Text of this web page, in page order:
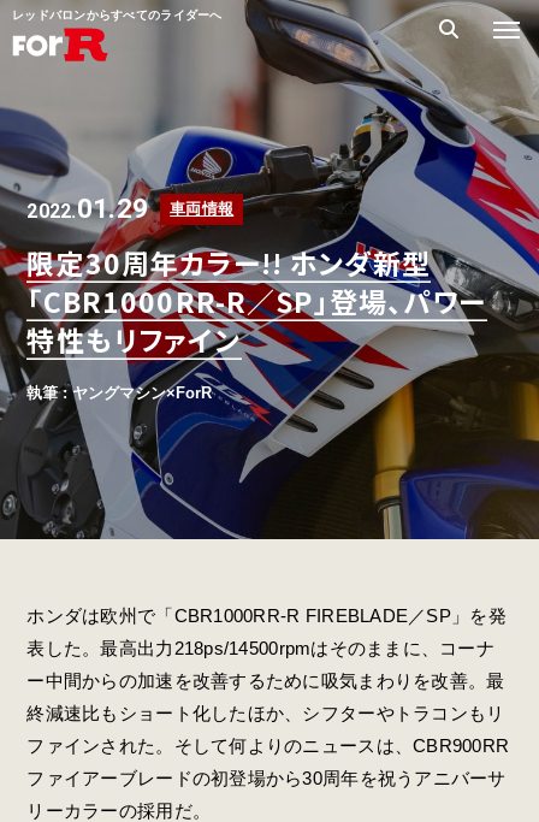
レッドバロンからすべてのライダーへ
2022.01.29 車両情報
限定30周年カラー!! ホンダ新型
「CBR1000RR-R／SP」登場、パワー
特性もリファイン
執筆 : ヤングマシン×ForR
ホンダは欧州で「CBR1000RR-R FIREBLADE／SP」を発
表した。最高出力218ps/14500rpmはそのままに、コーナ
ー中間からの加速を改善するために吸気まわりを改善。最
終減速比もショート化したほか、シフターやトラコンもリ
ファインされた。そして何よりのニュースは、CBR900RR
ファイアーブレードの初登場から30周年を祝うアニバーサ
リーカラーの採用だ。